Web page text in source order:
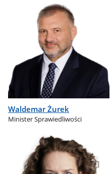
Waldemar Żurek
Minister Sprawiedliwości